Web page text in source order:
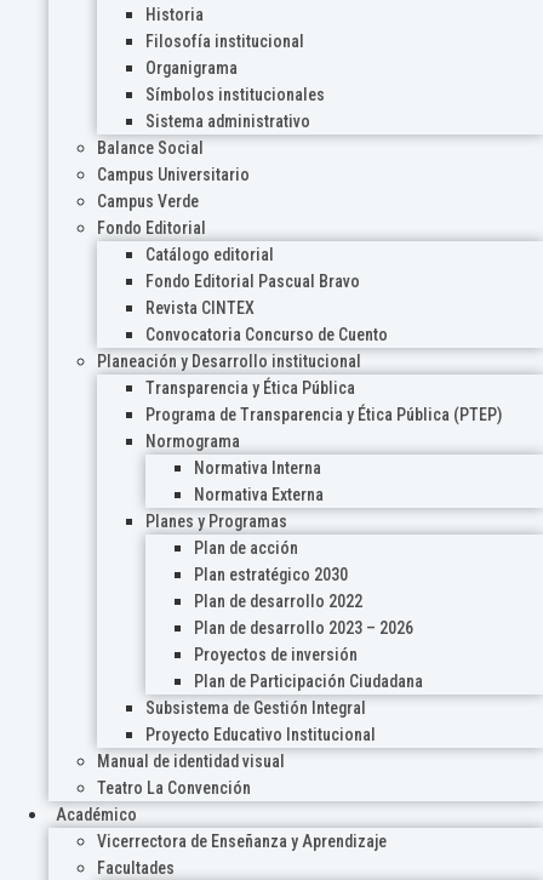
Historia
Filosofía institucional
Organigrama
Símbolos institucionales
Sistema administrativo
Balance Social
Campus Universitario
Campus Verde
Fondo Editorial
Catálogo editorial
Fondo Editorial Pascual Bravo
Revista CINTEX
Convocatoria Concurso de Cuento
Planeación y Desarrollo institucional
Transparencia y Ética Pública
Programa de Transparencia y Ética Pública (PTEP)
Normograma
Normativa Interna
Normativa Externa
Planes y Programas
Plan de acción
Plan estratégico 2030
Plan de desarrollo 2022
Plan de desarrollo 2023 – 2026
Proyectos de inversión
Plan de Participación Ciudadana
Subsistema de Gestión Integral
Proyecto Educativo Institucional
Manual de identidad visual
Teatro La Convención
Académico
Vicerrectora de Enseñanza y Aprendizaje
Facultades